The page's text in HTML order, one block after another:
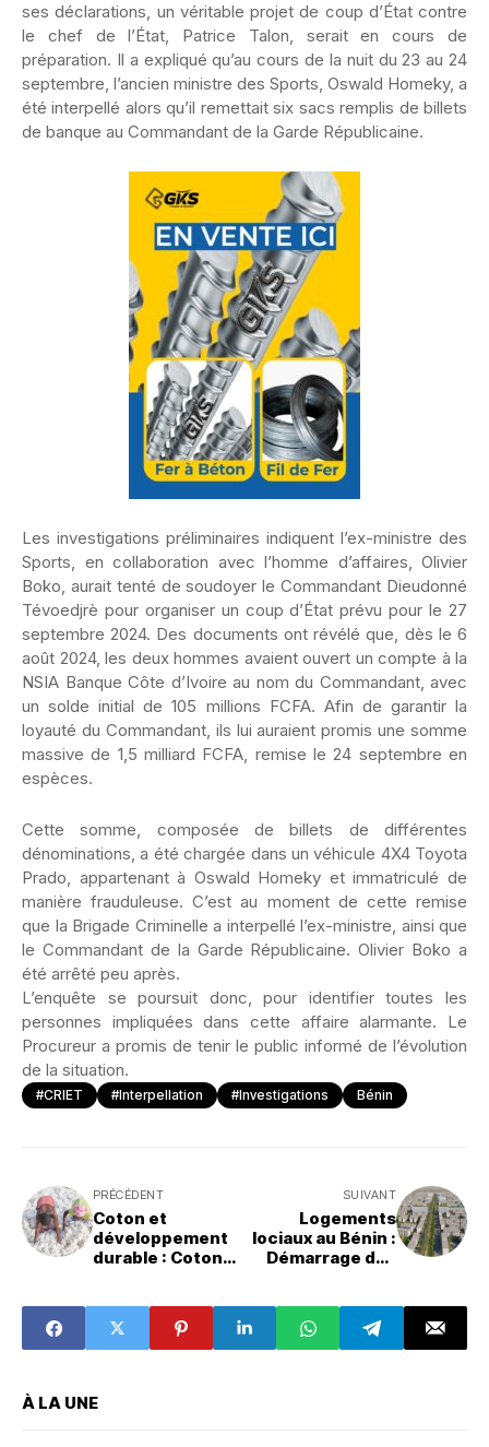
ses déclarations, un véritable projet de coup d’État contre
le chef de l’État, Patrice Talon, serait en cours de
préparation. Il a expliqué qu’au cours de la nuit du 23 au 24
septembre, l’ancien ministre des Sports, Oswald Homeky, a
été interpellé alors qu’il remettait six sacs remplis de billets
de banque au Commandant de la Garde Républicaine.
Les investigations préliminaires indiquent l’ex-ministre des
Sports, en collaboration avec l’homme d’affaires, Olivier
Boko, aurait tenté de soudoyer le Commandant Dieudonné
Tévoedjrè pour organiser un coup d’État prévu pour le 27
septembre 2024. Des documents ont révélé que, dès le 6
août 2024, les deux hommes avaient ouvert un compte à la
NSIA Banque Côte d’Ivoire au nom du Commandant, avec
un solde initial de 105 millions FCFA. Afin de garantir la
loyauté du Commandant, ils lui auraient promis une somme
massive de 1,5 milliard FCFA, remise le 24 septembre en
espèces.
Cette somme, composée de billets de différentes
dénominations, a été chargée dans un véhicule 4X4 Toyota
Prado, appartenant à Oswald Homeky et immatriculé de
manière frauduleuse. C’est au moment de cette remise
que la Brigade Criminelle a interpellé l’ex-ministre, ainsi que
le Commandant de la Garde Républicaine. Olivier Boko a
été arrêté peu après.
L’enquête se poursuit donc, pour identifier toutes les
personnes impliquées dans cette affaire alarmante. Le
Procureur a promis de tenir le public informé de l’évolution
de la situation.
#CRIET #Interpellation #Investigations Bénin
PRÉCÉDENT
Coton et
développement
durable : Cotonou
Mondiale du
Coton en Afrique
SUIVANT
Logements
lociaux au Bénin :
Démarrage des
trimestre 2024
À LA UNE